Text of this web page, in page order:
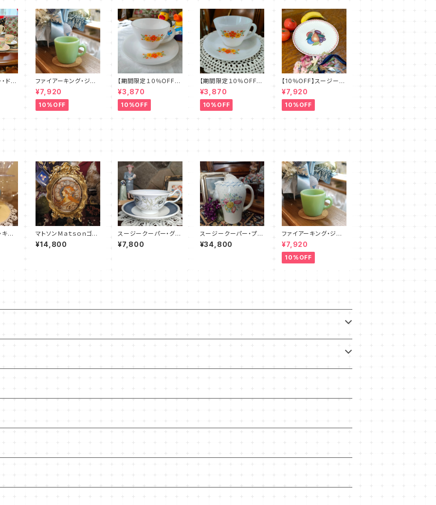
ドレ
ファイアーキング・ジェ
ダイ・ストレートマグカッ
プ（FKJD0006）
¥7,920
10%OFF
【期間限定１０％OFF】
ファイアーキング・フラ
ワー・カップ＆ソーサー
（FKFW0002）
¥3,870
10%OFF
【期間限定１０％OFF】
ファイアーキング・フラ
ワー・カップ＆ソーサー
（FKFW0001）
¥3,870
10%OFF
【10％OFF】スージーク
ーパー・フルーツモチー
フ・プレート（スパイラ
ル）SCFM0029
¥7,920
10%OFF
キン
マトソンＭａｔｓｏｎゴー
ルド・フォトスタンド（M
T0023）
¥14,800
スージークーパー・グレ
ンミスト・ピオニー・カッ
プ＆ソーサー（SCGM0
¥7,800
スージークーパー・プラ
ンタン・ポット（ブルー・1
9センチ）SCPR0018
¥34,800
ファイアーキング・ジェ
ダイ・ストレートマグカッ
プ（FKJD0006）
¥7,920
10%OFF